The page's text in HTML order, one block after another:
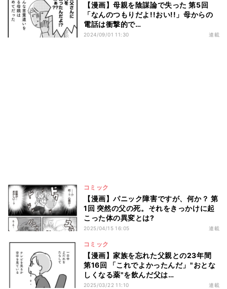
【漫画】母親を陰謀論で失った 第5回
「なんのつもりだよ!!おい!!」母からの
電話は衝撃的で…
2024/09/01 11:30 連載
コミック
【漫画】パニック障害ですが、何か？ 第
1回 突然の父の死。それをきっかけに起
こった体の異変とは?
2025/04/15 16:05 連載
コミック
【漫画】家族を忘れた父親との23年間
第16回 「これでよかったんだ」"おとな
しくなる薬"を飲んだ父は…
2025/03/22 11:10 連載